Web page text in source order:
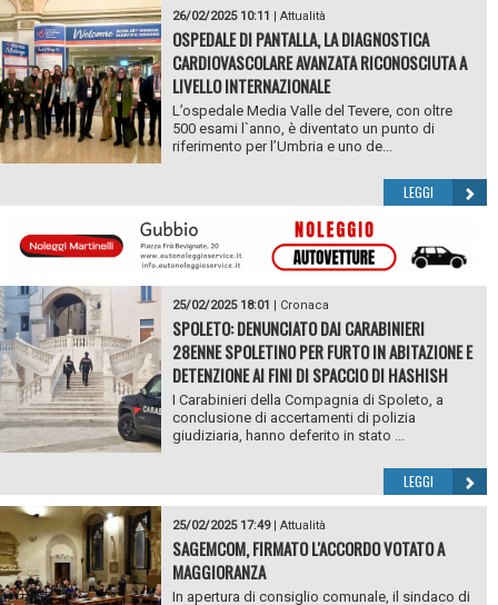
26/02/2025 10:11 Attualità
OSPEDALE DI PANTALLA, LA DIAGNOSTICA
CARDIOVASCOLARE AVANZATA RICONOSCIUTA A
LIVELLO INTERNAZIONALE
L’ospedale Media Valle del Tevere, con oltre
500 esami l`anno, è diventato un punto di
riferimento per l’Umbria e uno de...
LEGGI
25/02/2025 18:01 Cronaca
SPOLETO: DENUNCIATO DAI CARABINIERI
28ENNE SPOLETINO PER FURTO IN ABITAZIONE E
DETENZIONE AI FINI DI SPACCIO DI HASHISH
I Carabinieri della Compagnia di Spoleto, a
conclusione di accertamenti di polizia
giudiziaria, hanno deferito in stato ...
LEGGI
25/02/2025 17:49| Attualità
SAGEMCOM, FIRMATO L'ACCORDO VOTATO A
MAGGIORANZA
In apertura di consiglio comunale, il sindaco di